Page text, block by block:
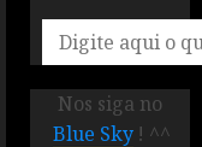
Nos siga no
Blue Sky ! ^^